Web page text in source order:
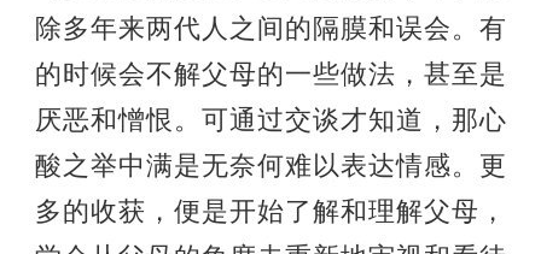
除多年来两代人之间的隔膜和误会。有
的时候会不解父母的一些做法，甚至是
厌恶和憎恨。可通过交谈才知道，那心
酸之举中满是无奈何难以表达情感。更
多的收获，便是开始了解和理解父母，